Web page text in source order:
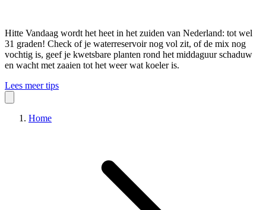
Hitte Vandaag wordt het heet in het zuiden van Nederland: tot wel
31 graden! Check of je waterreservoir nog vol zit, of de mix nog
vochtig is, geef je kwetsbare planten rond het middaguur schaduw
en wacht met zaaien tot het weer wat koeler is.
Lees meer tips
Home